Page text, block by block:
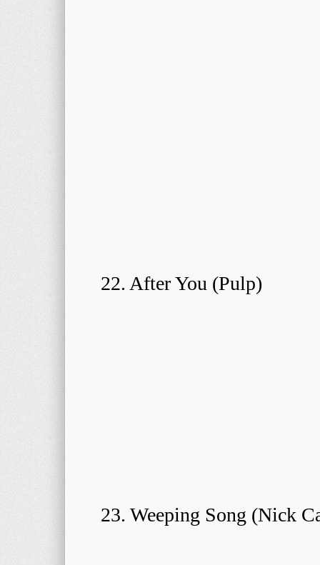
22. After You (Pulp)
23. Weeping Song (Nick